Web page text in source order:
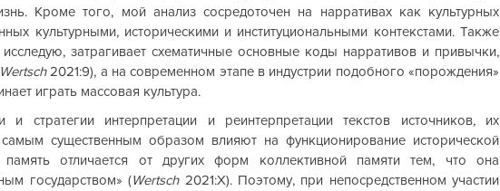
Кроме того, мой анализ сосредоточен на нарративах как культурных
культурными, историческими и институциональными контекстами. Также
затрагивает схематичные основные коды нарративов и привычки,
Wertsch 2021:9), а на современном этапе в индустрии подобного «порождения»
играть массовая культура.
и стратегии интерпретации и реинтерпретации текстов источников, их
существенным образом влияют на функционирование исторической
память отличается от других форм коллективной памяти тем, что она
государством» (Wertsch 2021:Х). Поэтому, при непосредственном участии